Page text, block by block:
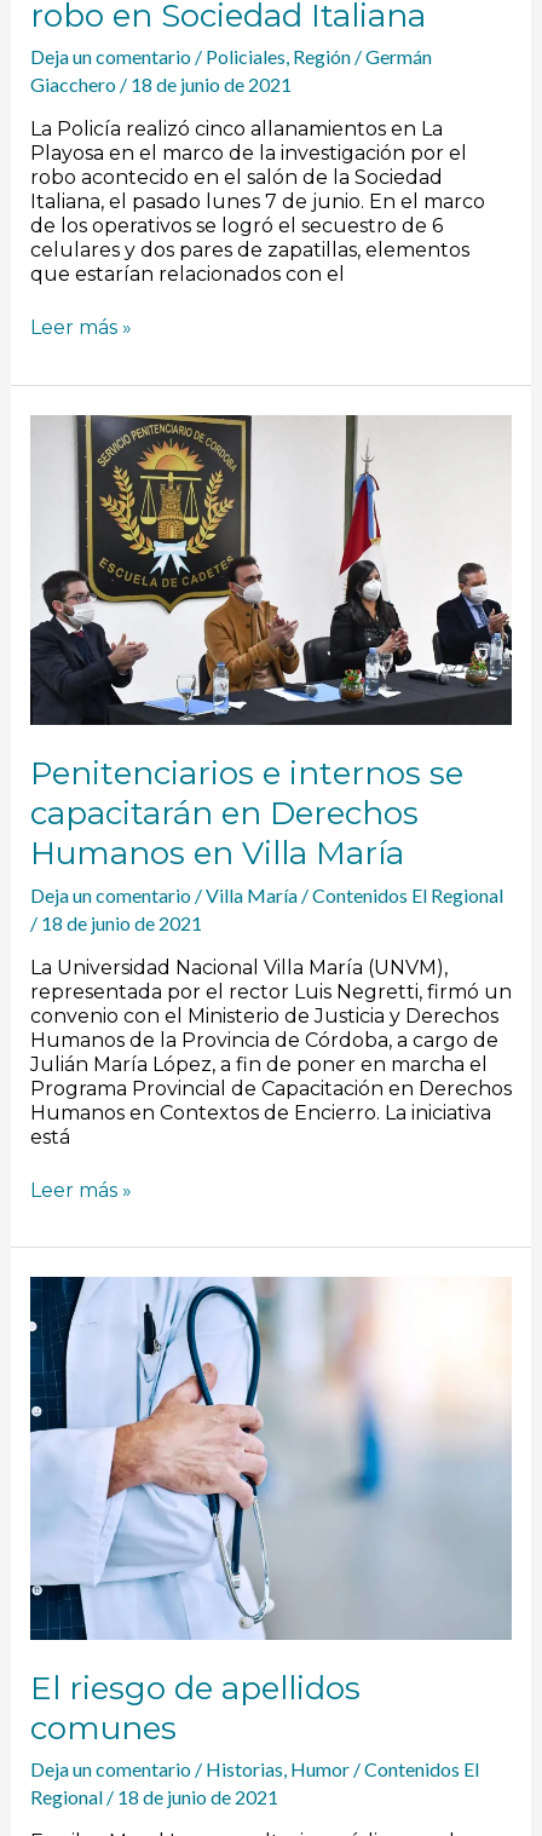
robo en Sociedad Italiana
Deja un comentario / Policiales, Región/Germán
Giacchero / 18 de junio de 2021
La Policía realizó cinco allanamientos en La
Playosa en el marco de la investigación por el
robo acontecido en el salón de la Sociedad
Italiana, el pasado lunes 7 de junio. En el marco
de los operativos se logró el secuestro de 6
celulares y dos pares de zapatillas, elementos
que estarían relacionados con el
Leer más »
Penitenciarios e internos se
capacitarán en Derechos
Humanos en Villa María
Deja un comentario /Villa María/Contenidos El Regional
/ 18 de junio de 2021
La Universidad Nacional Villa María (UNVM),
representada por el rector Luis Negretti, firmó un
convenio con el Ministerio de Justicia y Derechos
Humanos de la Provincia de Córdoba, a cargo de
Julián María López, a fin de poner en marcha el
Programa Provincial de Capacitación en Derechos
Humanos en Contextos de Encierro. La iniciativa
está
Penitenciarios
internos
capacitarán
Derechos
Humanos
en
Villa
María
Leer más »
El riesgo de apellidos
comunes
Deja un comentario / Historias Humor/Contenidos El
Regional / 18 de junio de 2021
El
riesgo
de
apellidos
comunes